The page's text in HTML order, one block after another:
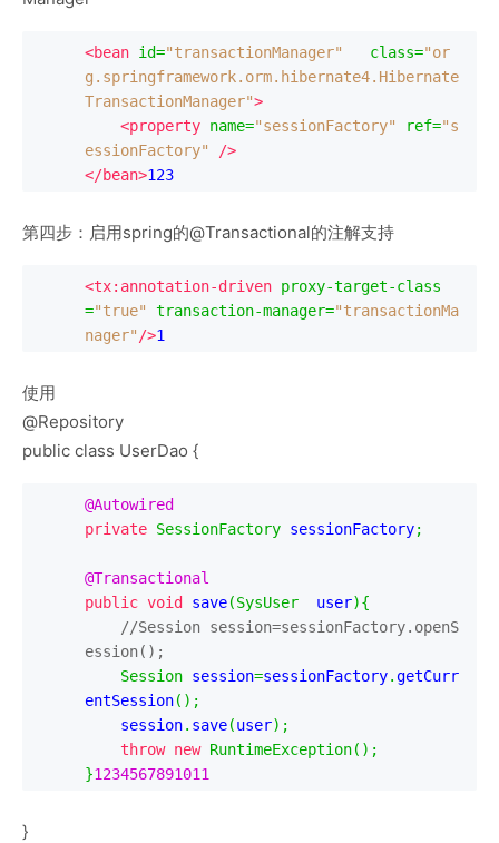
<bean id="transactionManager" class="or
g.springframework.orm.hibernate4.Hibernate
TransactionManager">
<property name="sessionFactory" ref="s
essionFactory"
/>
</bean>123
第四步：启用spring的@Transactional的注解支持
<tx:annotation-driven proxy-target-class
="true" transaction-manager="transactionMa
nager" />1
使用
@Repository
public class UserDao {
@Autowired
private SessionFactory sessionFactory;
@Transactional
public void save(SysUser user){
//Session session=sessionFactory.openS
ession();
Session session=sessionFactory.getCurr
entSession();
session. save(user);
throw new RuntimeException();
}1234567891011
}